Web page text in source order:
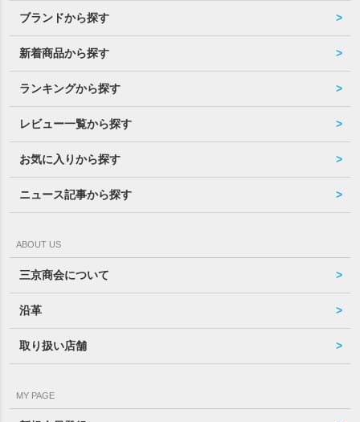
ブランドから探す
新着商品から探す
ランキングから探す
レビュー一覧から探す
お気に入りから探す
ニュース記事から探す
ABOUT US
三京商会について
沿革
取り扱い店舗
MY PAGE